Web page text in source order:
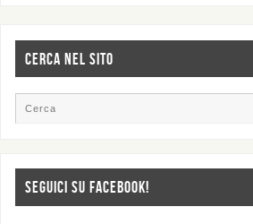
CERCA NEL SITO
SEGUICI SU FACEBOOK!